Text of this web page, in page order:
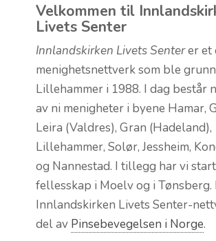
TALER
NYSGJERRIG PÅ TRO?
Velkommen til
Livets Senter
Innlandskirken Livets Senterer et
menighetsnettverk som ble
Lillehammer i 1988. I dag består
av ni menigheter i byene Hamar,
Leira (Valdres), Gran (Hadeland),
Lillehammer, Solør, Jessheim,
og Nannestad. I tillegg har vi
fellesskap i Moelv og i Tønsberg.
Innlandskirken Livets Senter-
del av Pinsebevegelsen i Norge.